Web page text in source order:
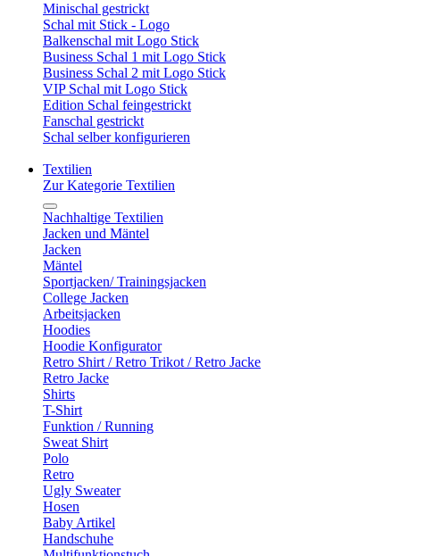
Minischal gestrickt
Schal mit Stick - Logo
Balkenschal mit Logo Stick
Business Schal 1 mit Logo Stick
Business Schal 2 mit Logo Stick
VIP Schal mit Logo Stick
Edition Schal feingestrickt
Fanschal gestrickt
Schal selber konfigurieren
Textilien
Zur Kategorie Textilien
Nachhaltige Textilien
Jacken und Mäntel
Jacken
Mäntel
Sportjacken/ Trainingsjacken
College Jacken
Arbeitsjacken
Hoodies
Hoodie Konfigurator
Retro Shirt / Retro Trikot / Retro Jacke
Retro Jacke
Shirts
T-Shirt
Funktion / Running
Sweat Shirt
Polo
Retro
Ugly Sweater
Hosen
Baby Artikel
Handschuhe